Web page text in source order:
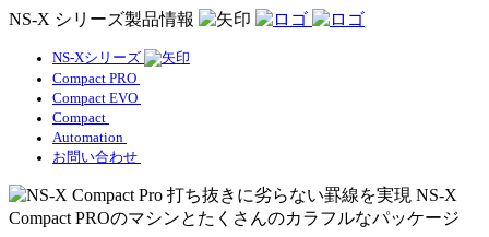
NS-X シリーズ製品情報
NS-Xシリーズ
Compact PRO
Compact EVO
Compact
Automation
お問い合わせ